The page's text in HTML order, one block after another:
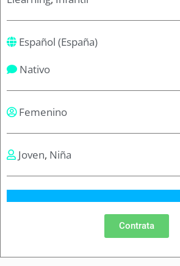
Español (España)
Nativo
Femenino
Joven, Niña
Contrata